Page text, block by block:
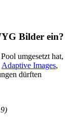
Bilder ein?
umgesetzt hat,
Adaptive Images,
dürften